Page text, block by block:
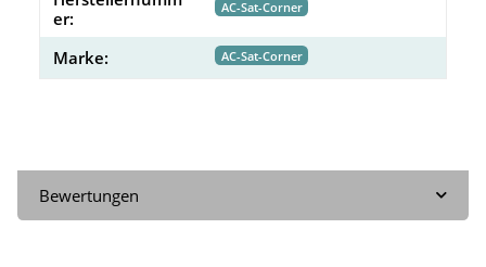
er:
AC-Sat-Corner
Marke: AC-Sat-Corner
Bewertungen